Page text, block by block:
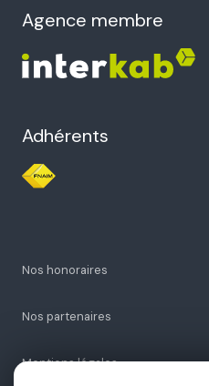
Agence membre
Adhérents
Nos honoraires
Nos partenaires
Mentions légales